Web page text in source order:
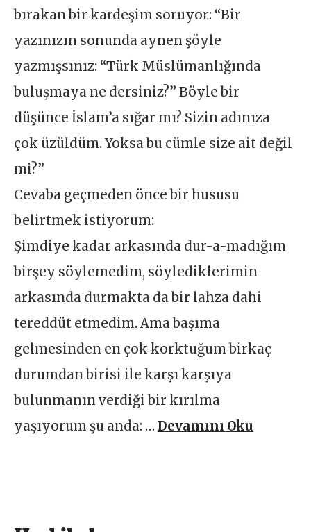
bırakan bir kardeşim soruyor: “Bir
yazınızın sonunda aynen şöyle
yazmışsınız: “Türk Müslümanlığında
buluşmaya ne dersiniz?” Böyle bir
düşünce İslam’a sığar mı? Sizin adınıza
çok üzüldüm. Yoksa bu cümle size ait değil
mi?”
Cevaba geçmeden önce bir hususu
belirtmek istiyorum:
Şimdiye kadar arkasında dur-a-madığım
birşey söylemedim, söylediklerimin
arkasında durmakta da bir lahza dahi
tereddüt etmedim. Ama başıma
gelmesinden en çok korktuğum birkaç
durumdan birisi ile karşı karşıya
bulunmanın verdiği bir kırılma
yaşıyorum şu anda: …Devamını Oku